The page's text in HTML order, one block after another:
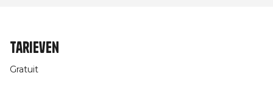
Tarieven
Gratuit